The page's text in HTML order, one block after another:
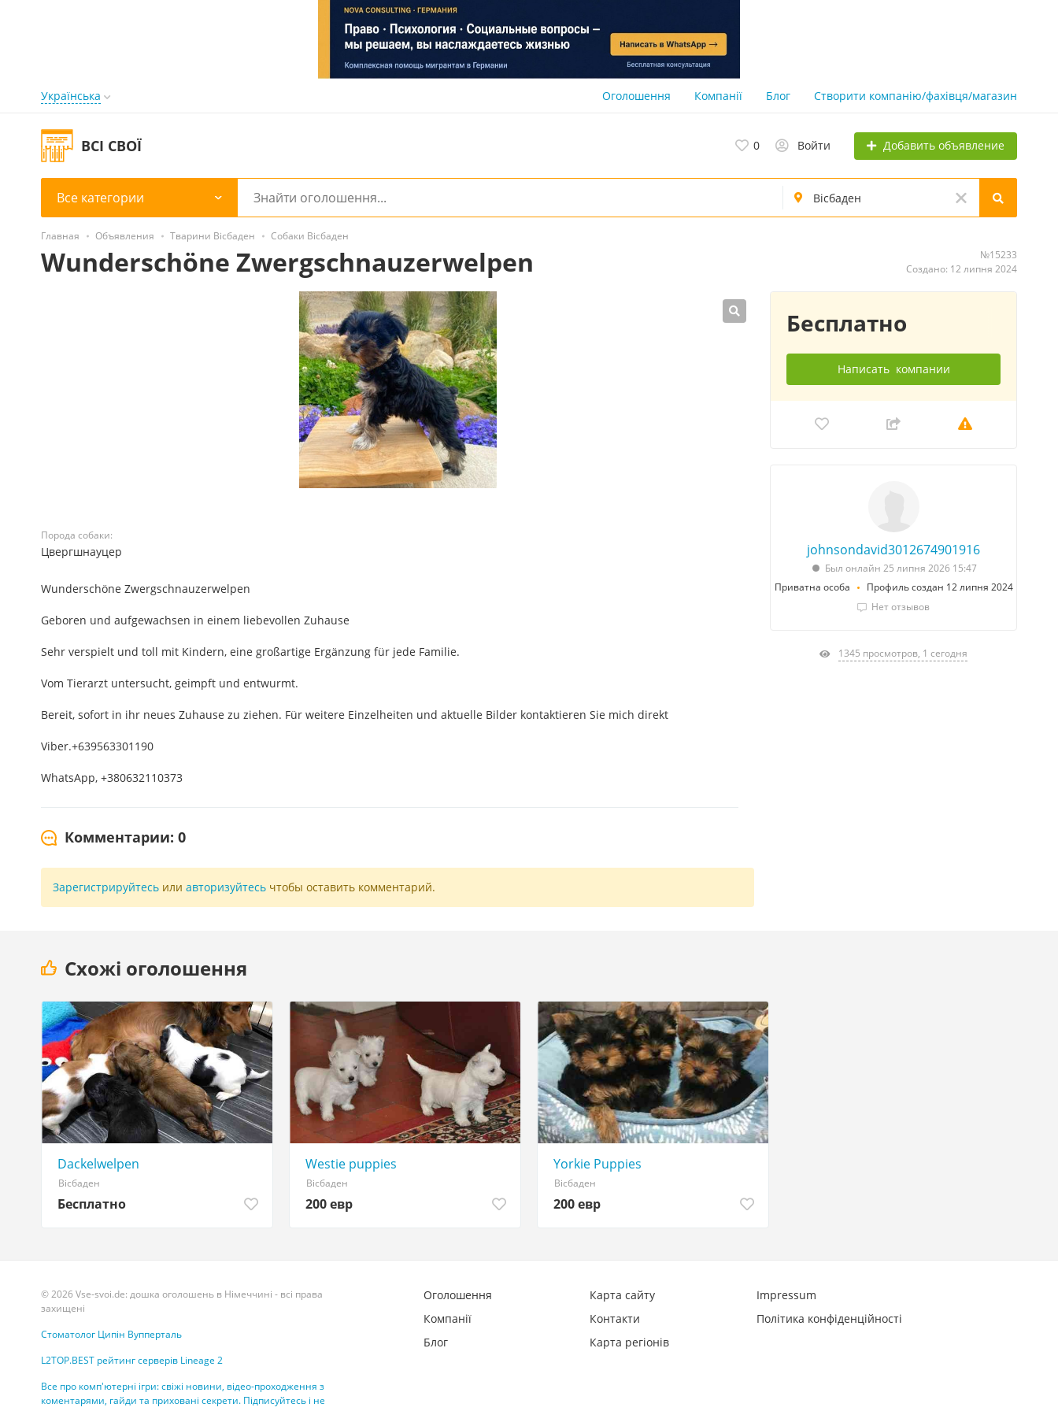
Українська Оголошення Компанії Блог Створити компанію/фахівця/магазин
ВСІ СВОЇ 0 Войти Добавить объявление
Все категории
Главная Объявления Тварини Вісбаден Собаки Вісбаден
Wunderschöne Zwergschnauzerwelpen
№15233
Создано: 12 липня 2024
Порода собаки:
Цвергшнауцер
Wunderschöne Zwergschnauzerwelpen
Geboren und aufgewachsen in einem liebevollen Zuhause
Sehr verspielt und toll mit Kindern, eine großartige Ergänzung für jede Familie.
Vom Tierarzt untersucht, geimpft und entwurmt.
Bereit, sofort in ihr neues Zuhause zu ziehen. Für weitere Einzelheiten und aktuelle Bilder kontaktieren Sie mich direkt
Viber.+639563301190
WhatsApp, +380632110373
Комментарии: 0
Зарегистрируйтесь или авторизуйтесь чтобы оставить комментарий.
Бесплатно
Написать компании
johnsondavid3012674901916
Был онлайн 25 липня 2026 15:47
Приватна особа
Профиль создан 12 липня 2024
Нет отзывов
1345 просмотров, 1 сегодня
Схожі оголошення
Dackelwelpen
Вісбаден
Бесплатно
Westie puppies
Вісбаден
200 евр
Yorkie Puppies
Вісбаден
200 евр
© 2026 Vse-svoi.de: дошка оголошень в Німеччині - всі права
захищені
Стоматолог Ципін Вупперталь
L2TOP.BEST рейтинг серверів Lineage 2
Все про комп'ютерні ігри: свіжі новини, відео-проходження з
коментарями, гайди та приховані секрети. Підписуйтесь і не
Оголошення
Компанії
Блог
Карта сайту
Контакти
Карта регіонів
Impressum
Політика конфіденційності